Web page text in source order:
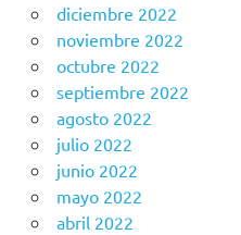
diciembre 2022
noviembre 2022
octubre 2022
septiembre 2022
agosto 2022
julio 2022
junio 2022
mayo 2022
abril 2022